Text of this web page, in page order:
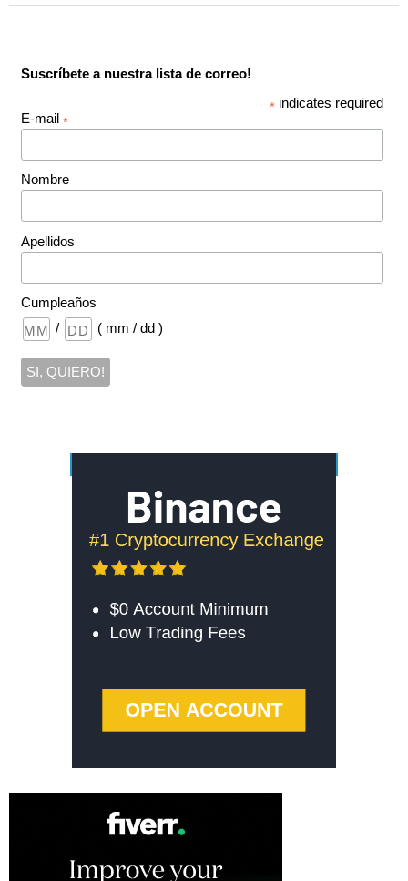
Suscríbete a nuestra lista de correo!
* indicates required
E-mail *
Nombre
Apellidos
Cumpleaños
/
( mm / dd )